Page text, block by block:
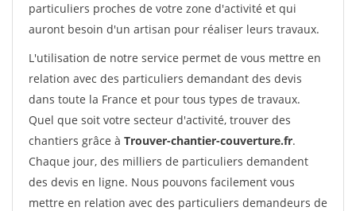
particuliers proches de votre zone d'activité et qui
auront besoin d'un artisan pour réaliser leurs travaux.
L'utilisation de notre service permet de vous mettre en
relation avec des particuliers demandant des devis
dans toute la France et pour tous types de travaux.
Quel que soit votre secteur d'activité, trouver des
chantiers grâce à Trouver-chantier-couverture.fr.
Chaque jour, des milliers de particuliers demandent
des devis en ligne. Nous pouvons facilement vous
mettre en relation avec des particuliers demandeurs de